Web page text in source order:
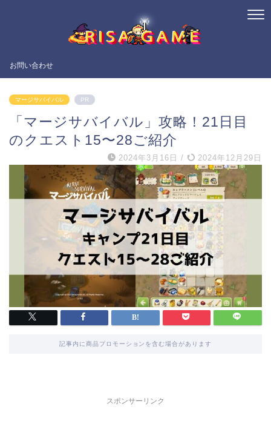
お問い合わせ
マージサバイバル PR
「マージサバイバル」攻略！21日目
のクエスト15〜28ご紹介
2024年3月16日 / 2024年12月29日
記事内に商品プロモーションを含む場合があります
スポンサーリンク